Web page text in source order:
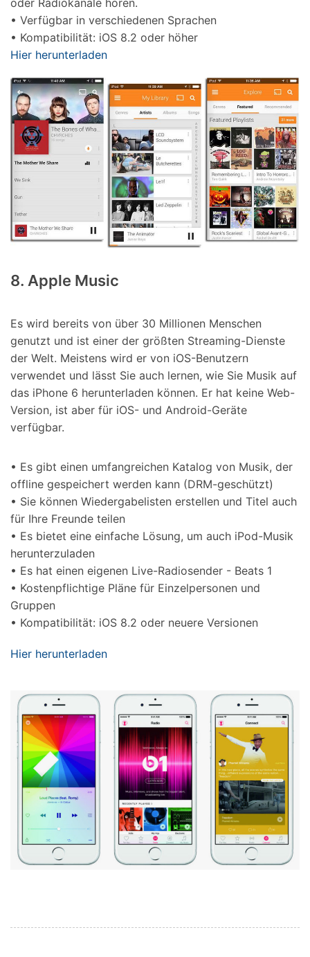
oder Radiokanäle hören.
• Verfügbar in verschiedenen Sprachen
• Kompatibilität: iOS 8.2 oder höher
Hier herunterladen
8. Apple Music
Es wird bereits von über 30 Millionen Menschen
genutzt und ist einer der größten Streaming-Dienste
der Welt. Meistens wird er von iOS-Benutzern
verwendet und lässt Sie auch lernen, wie Sie Musik auf
das iPhone 6 herunterladen können. Er hat keine Web-
Version, ist aber für iOS- und Android-Geräte
verfügbar.
• Es gibt einen umfangreichen Katalog von Musik, der
offline gespeichert werden kann (DRM-geschützt)
• Sie können Wiedergabelisten erstellen und Titel auch
für Ihre Freunde teilen
• Es bietet eine einfache Lösung, um auch iPod-Musik
herunterzuladen
• Es hat einen eigenen Live-Radiosender - Beats 1
• Kostenpflichtige Pläne für Einzelpersonen und
Gruppen
• Kompatibilität: iOS 8.2 oder neuere Versionen
Hier herunterladen